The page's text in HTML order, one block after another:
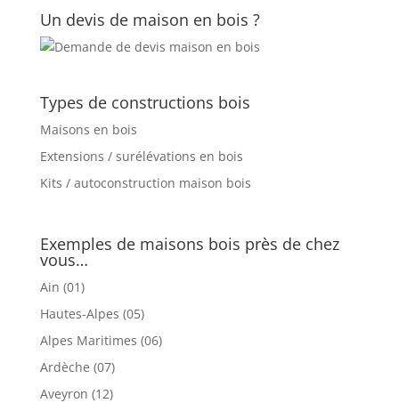
Un devis de maison en bois ?
Types de constructions bois
Maisons en bois
Extensions / surélévations en bois
Kits / autoconstruction maison bois
Exemples de maisons bois près de chez
vous…
Ain (01)
Hautes-Alpes (05)
Alpes Maritimes (06)
Ardèche (07)
Aveyron (12)